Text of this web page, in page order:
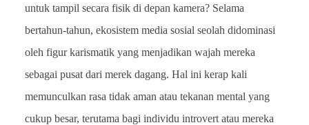
untuk tampil secara fisik di depan kamera? Selama
bertahun-tahun, ekosistem media sosial seolah didominasi
oleh figur karismatik yang menjadikan wajah mereka
sebagai pusat dari merek dagang. Hal ini kerap kali
memunculkan rasa tidak aman atau tekanan mental yang
cukup besar, terutama bagi individu introvert atau mereka